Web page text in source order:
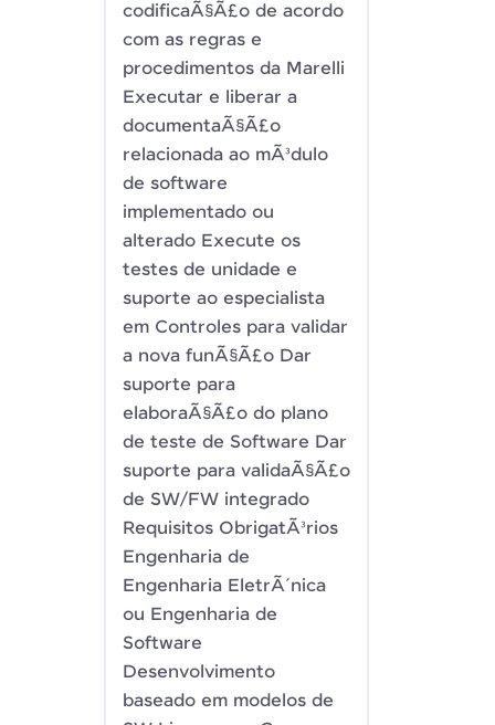
codificaÃ§Ã£o de acordo
com as regras e
procedimentos da Marelli
Executar e liberar a
documentaÃ§Ã£o
relacionada ao mÃ³dulo
de software
implementado ou
alterado Execute os
testes de unidade e
suporte ao especialista
em Controles para validar
a nova funÃ§Ã£o Dar
suporte para
elaboraÃ§Ã£o do plano
de teste de Software Dar
suporte para validaÃ§Ã£o
de SW/FW integrado
Requisitos ObrigatÃ³rios
Engenharia de
Engenharia EletrÃ´nica
ou Engenharia de
Software
Desenvolvimento
baseado em modelos de